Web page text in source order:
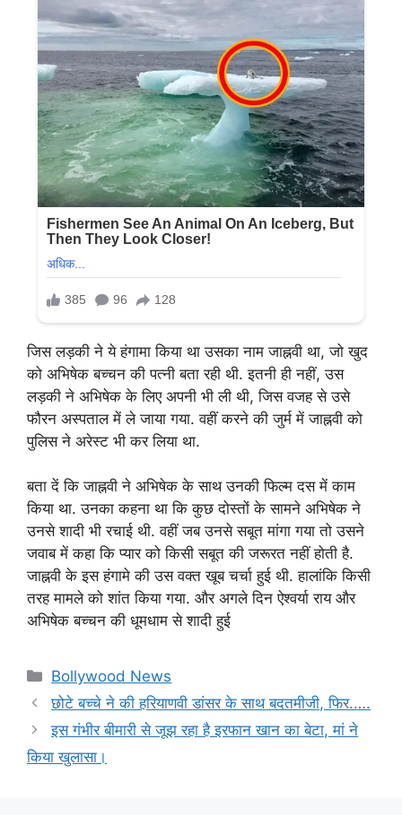
जिस लड़की ने ये हंगामा किया था उसका नाम जाह्नवी था, जो खुद
को अभिषेक बच्चन की पत्नी बता रही थी. इतनी ही नहीं, उस
लड़की ने अभिषेक के लिए अपनी भी ली थी, जिस वजह से उसे
फौरन अस्पताल में ले जाया गया. वहीं करने की जुर्म में जाह्नवी को
पुलिस ने अरेस्ट भी कर लिया था.
बता दें कि जाह्नवी ने अभिषेक के साथ उनकी फिल्म दस में काम
किया था. उनका कहना था कि कुछ दोस्तों के सामने अभिषेक ने
उनसे शादी भी रचाई थी. वहीं जब उनसे सबूत मांगा गया तो उसने
जवाब में कहा कि प्यार को किसी सबूत की जरूरत नहीं होती है.
जाह्नवी के इस हंगामे की उस वक्त खूब चर्चा हुई थी. हालांकि किसी
तरह मामले को शांत किया गया. और अगले दिन ऐश्वर्या राय और
अभिषेक बच्चन की धूमधाम से शादी हुई
Categories
Bollywood News
छोटे बच्चे ने की हरियाणवी डांसर के साथ बदतमीजी, फिर.….
इस गंभीर बीमारी से जूझ रहा है इरफान खान का बेटा, मां ने
किया खुलासा।